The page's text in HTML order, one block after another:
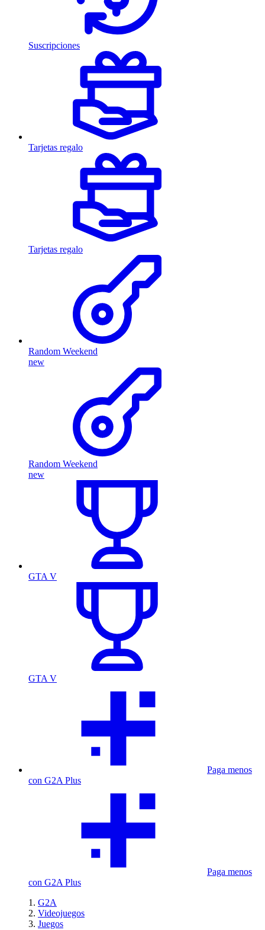
Suscripciones
Tarjetas regalo
Tarjetas regalo
Random Weekend
new
Random Weekend
new
GTA V
GTA V
Paga menos
con G2A Plus
Paga menos
con G2A Plus
G2A
Videojuegos
Juegos